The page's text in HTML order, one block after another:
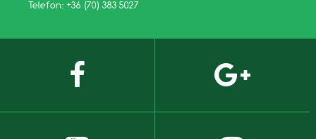
Telefon: +36 (70) 383 5027